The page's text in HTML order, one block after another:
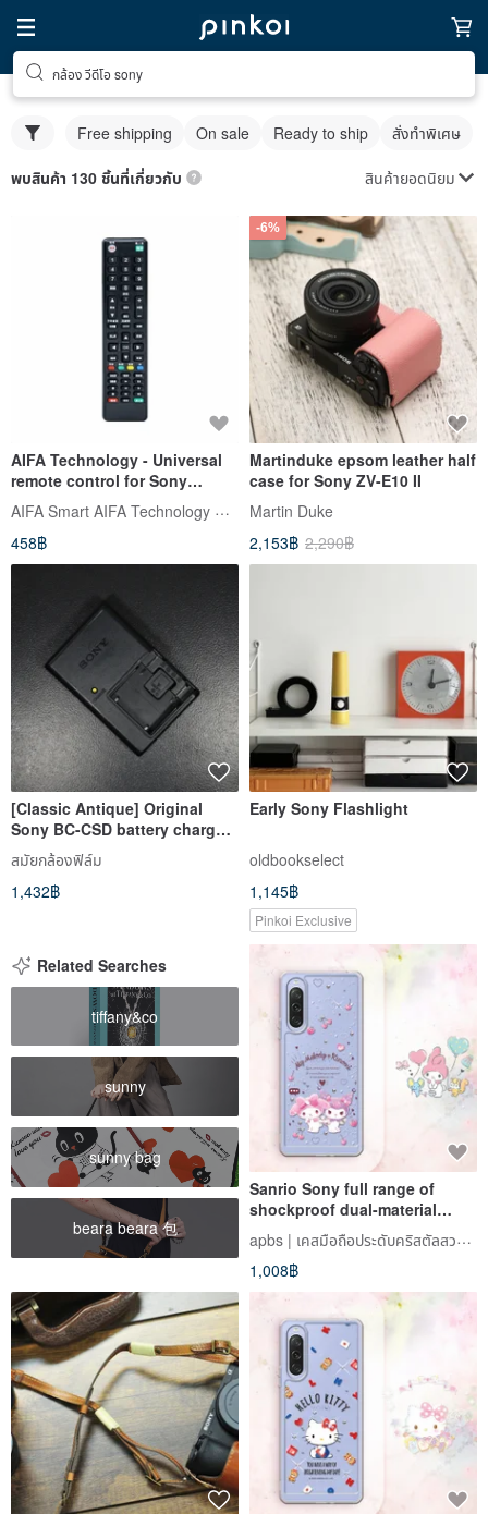
กล้อง วีดีโอ sony
Free shipping On sale Ready to ship สั่งทำพิเศษ
พบสินค้า 130 ชิ้นที่เกี่ยวกับ สินค้ายอดนิยม
AIFA Technology - Universal
remote control for Sony
single-brand TVs and set-top
boxes
AIFA Smart AIFA Technology Corp.
458฿
-6%
Martinduke epsom leather half
case for Sony ZV-E10 II
Martin Duke
2,153฿ 2,290฿
[Classic Antique] Original
Sony BC-CSD battery charger
charging stand NP-BD1 NP-
FD1
สมัยกล้องฟิล์ม
1,432฿
Early Sony Flashlight
oldbookselect
1,145฿
Pinkoi Exclusive
Related Searches
tiffany&co
sunny
sunny bag
beara beara 包
Sanrio Sony full range of
shockproof dual-material
crystal colored diamond
mobile phone cases-Happy
Melody
apbs | เคสมือถือประดับคริสตัลสวารอฟสกี้
1,008฿